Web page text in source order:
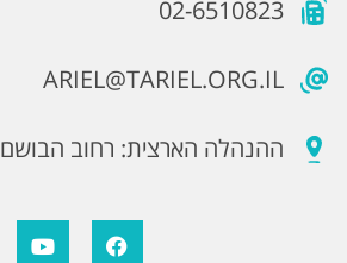
02-6510823
ARIEL@TARIEL.ORG.IL
ההנהלה הארצית: רחוב הבושם 11, גילה ירושלים